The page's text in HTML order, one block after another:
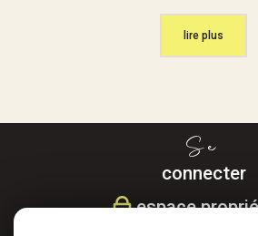
lire plus
Se
connecter
espace